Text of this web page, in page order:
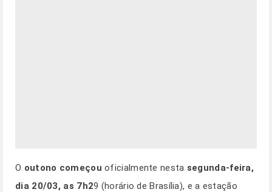
O outono começou oficialmente nesta segunda-feira,
dia 20/03, as 7h29 (horário de Brasília), e a estação